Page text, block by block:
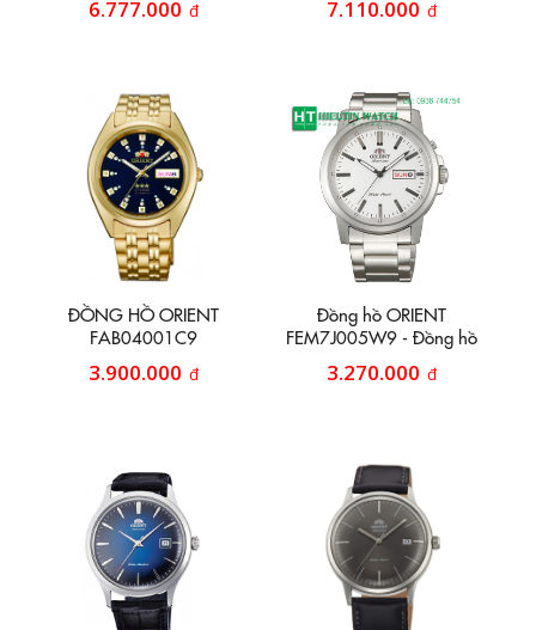
6.777.000 đ 7.110.000 đ
ĐỒNG HỒ ORIENT
FAB04001C9
3.900.000 đ
Đồng hồ ORIENT
FEM7J005W9 - Đồng hồ
3.270.000 đ